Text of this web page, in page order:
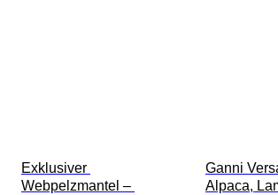
Exklusiver
Webpelzmantel –
Ganni
Alpaca,